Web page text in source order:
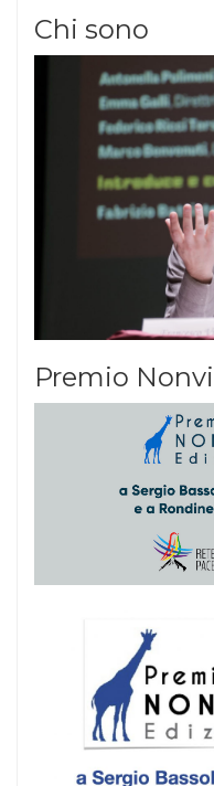
Chi sono
Premio